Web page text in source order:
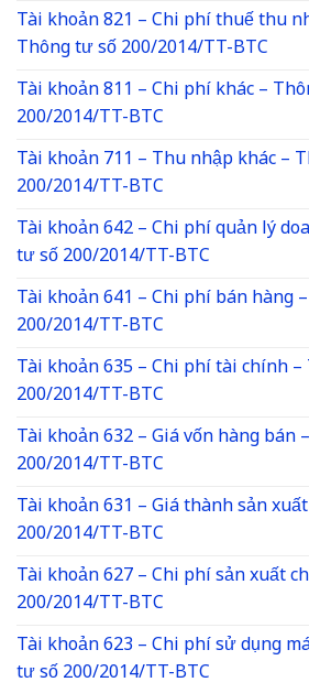
Tài khoản 821 – Chi phí thuế thu
Thông tư số 200/2014/TT-BTC
Tài khoản 811 – Chi phí khác –
200/2014/TT-BTC
Tài khoản 711 – Thu nhập khác –
200/2014/TT-BTC
Tài khoản 642 – Chi phí quản lý
tư số 200/2014/TT-BTC
Tài khoản 641 – Chi phí bán hàng
200/2014/TT-BTC
Tài khoản 635 – Chi phí tài chính
200/2014/TT-BTC
Tài khoản 632 – Giá vốn hàng bán
200/2014/TT-BTC
Tài khoản 631 – Giá thành sản
200/2014/TT-BTC
Tài khoản 627 – Chi phí sản xuất
200/2014/TT-BTC
Tài khoản 623 – Chi phí sử dụng
tư số 200/2014/TT-BTC